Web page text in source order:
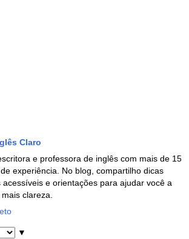
Claro
e professora de inglês com mais de 15
experiência. No blog, compartilho dicas
acessíveis e orientações para ajudar você a
clareza.
▼